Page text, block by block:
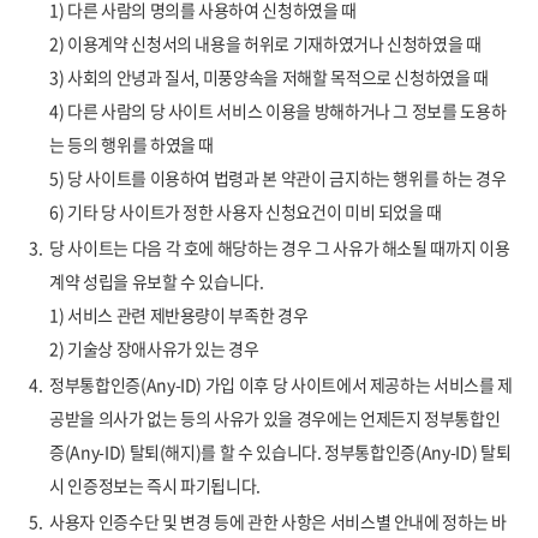
1) 다른 사람의 명의를 사용하여 신청하였을 때
2) 이용계약 신청서의 내용을 허위로 기재하였거나 신청하였을 때
3) 사회의 안녕과 질서, 미풍양속을 저해할 목적으로 신청하였을 때
4) 다른 사람의 당 사이트 서비스 이용을 방해하거나 그 정보를 도용하
는 등의 행위를 하였을 때
5) 당 사이트를 이용하여 법령과 본 약관이 금지하는 행위를 하는 경우
6) 기타 당 사이트가 정한 사용자 신청요건이 미비 되었을 때
3. 당 사이트는 다음 각 호에 해당하는 경우 그 사유가 해소될 때까지 이용
계약 성립을 유보할 수 있습니다.
1) 서비스 관련 제반용량이 부족한 경우
2) 기술상 장애사유가 있는 경우
4. 정부통합인증(Any-ID) 가입 이후 당 사이트에서 제공하는 서비스를 제
공받을 의사가 없는 등의 사유가 있을 경우에는 언제든지 정부통합인
증(Any-ID) 탈퇴(해지)를 할 수 있습니다. 정부통합인증(Any-ID) 탈퇴
시 인증정보는 즉시 파기됩니다.
5. 사용자 인증수단 및 변경 등에 관한 사항은 서비스별 안내에 정하는 바